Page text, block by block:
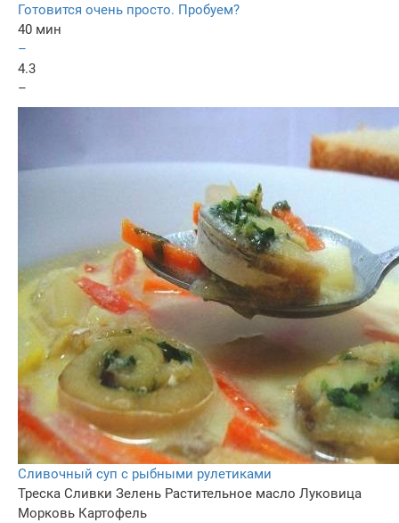
Готовится очень просто. Пробуем?
40 мин
–
4.3
–
Сливочный суп с рыбными рулетиками
Треска Сливки Зелень Растительное масло Луковица
Морковь Картофель